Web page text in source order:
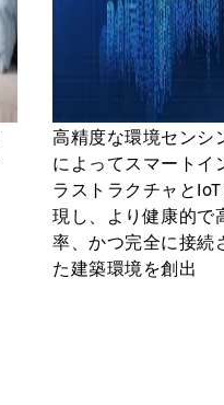
高精度な環境センシ
によってスマートイ
ラストラクチャと
現し、より健康的で
率、かつ完全に接続
た建築環境を創出